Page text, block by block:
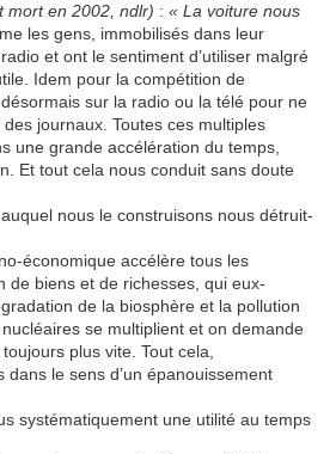
mort en 2002, ndlr) : « La voiture nous
les gens, immobilisés dans leur
et ont le sentiment d’utiliser malgré
Idem pour la compétition de
sur la radio ou la télé pour ne
journaux. Toutes ces multiples
une grande accélération du temps,
Et tout cela nous conduit sans doute
nous le construisons nous détruit-
économique accélère tous les
de biens et de richesses, qui eux-
de la biosphère et la pollution
se multiplient et on demande
plus vite. Tout cela,
le sens d’un épanouissement
systématiquement une utilité au temps